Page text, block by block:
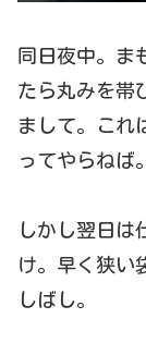
同日夜中。ま
たら丸みを帯
まして。これ
ってやらねば。
しかし翌日は
け。早く狭い
しばし。